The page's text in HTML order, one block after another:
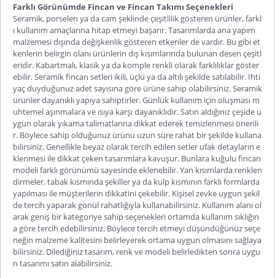
Farklı Görünümde Fincan ve Fincan Takımı Seçenekleri
Seramik, porselen ya da cam şeklinde çeşitlilik gösteren ürünler, farkl
ı kullanım amaçlarına hitap etmeyi başarır. Tasarımlarda ana yapım
malzemesi dışında değişkenlik gösteren etkenler de vardır. Bu gibi et
kenlerin belirgin olanı ürünlerin dış kısımlarında bulunan desen çeşitl
eridir. Kabartmalı, klasik ya da komple renkli olarak farklılıklar göster
ebilir.Seramik fincan setleri ikili, üçlü ya da altılı şekilde satılabilir. İhti
yaç duyduğunuz adet sayısına göre ürüne sahip olabilirsiniz. Seramik
ürünler dayanıklı yapıya sahiptirler. Günlük kullanım için oluşması m
uhtemel aşınmalara ve ısıya karşı dayanıklıdır. Satın aldığınız çeşide u
ygun olarak yıkama talimatlarına dikkat ederek temizlenmesi önerili
r. Böylece sahip olduğunuz ürünü uzun süre rahat bir şekilde kullana
bilirsiniz. Genellikle beyaz olarak tercih edilen setler ufak detayların e
klenmesi ile dikkat çeken tasarımlara kavuşur. Bunlara kuğulu fincan
modeli farklı görünümü sayesinde eklenebilir. Yan kısımlarda renklen
dirmeler, tabak kısmında şekiller ya da kulp kısmının farklı formlarda
yapılması ile müşterilerin dikkatini çekebilir. Kişisel zevke uygun şekil
de tercih yaparak gönül rahatlığıyla kullanabilirsiniz. Kullanım alanı ol
arak geniş bir kategoriye sahip seçenekleri ortamda kullanım sıklığın
a göre tercih edebilirsiniz. Böylece tercih etmeyi düşündüğünüz seçe
neğin malzeme kalitesini belirleyerek ortama uygun olmasını sağlaya
bilirsiniz. Dilediğiniz tasarım, renk ve modeli belirledikten sonra uygu
n tasarımı satın alabilirsiniz.